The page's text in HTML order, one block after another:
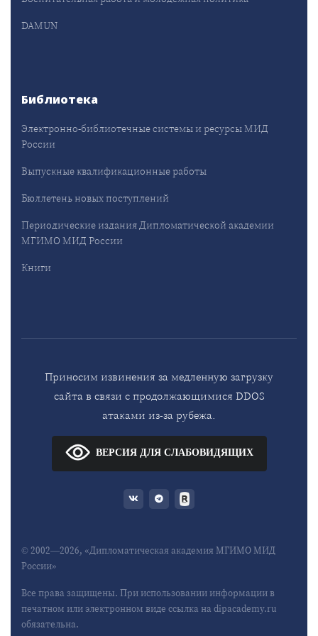
DAMUN
Библиотека
Электронно-библиотечные системы и ресурсы МИД
России
Выпускные квалификационные работы
Бюллетень новых поступлений
Периодические издания Дипломатической академии
МГИМО МИД России
Книги
Приносим извинения за медленную загрузку
сайта в связи с продолжающимися DDOS
атаками из-за рубежа.
ВЕРСИЯ ДЛЯ СЛАБОВИДЯЩИХ
© 2002—2026, «Дипломатическая академия МГИМО МИД
России»
Все права защищены. При использовании информации в
печатном или электронном виде ссылка на dipacademy.ru
обязательна.